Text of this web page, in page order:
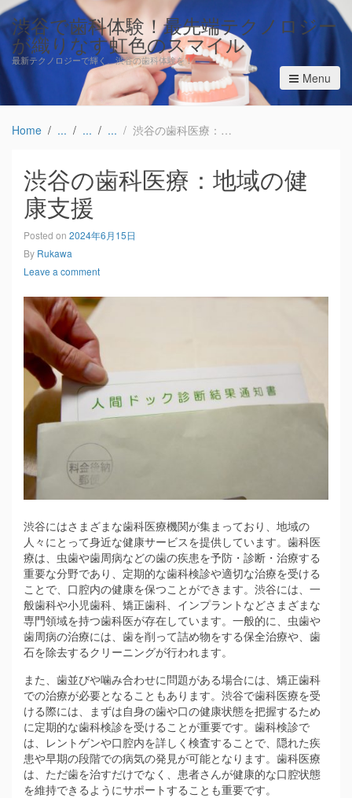
渋谷で歯科体験！最先端テクノロジー
が織りなす虹色のスマイル
最新テクノロジーで輝く、渋谷の歯科体験を！
Menu
Home 渋谷の歯科医療：地域の健康支援
渋谷の歯科医療：地域の健
康支援
Posted on 2024年6月15日
By Rukawa
Leave a comment
渋谷にはさまざまな歯科医療機関が集まっており、地域の
人々にとって身近な健康サービスを提供しています。 歯科医
療は、虫歯や歯周病などの歯の疾患を予防・診断・治療する
重要な分野であり、定期的な歯科検診や適切な治療を受ける
ことで、口腔内の健康を保つことができます。渋谷には、一
般歯科や小児歯科、矯正歯科、インプラントなどさまざまな
専門領域を持つ歯科医が存在しています。一般的に、虫歯や
歯周病の治療には、歯を削って詰め物をする保全治療や、歯
石を除去するクリーニングが行われます。
また、歯並びや噛み合わせに問題がある場合には、矯正歯科
での治療が必要となることもあります。渋谷で歯科医療を受
ける際には、まずは自身の歯や口の健康状態を把握するため
に定期的な歯科検診を受けることが重要です。歯科検診で
は、レントゲンや口腔内を詳しく検査することで、隠れた疾
患や早期の段階での病気の発見が可能となります。歯科医療
は、ただ歯を治すだけでなく、患者さんが健康的な口腔状態
を維持できるようにサポートすることも重要です。